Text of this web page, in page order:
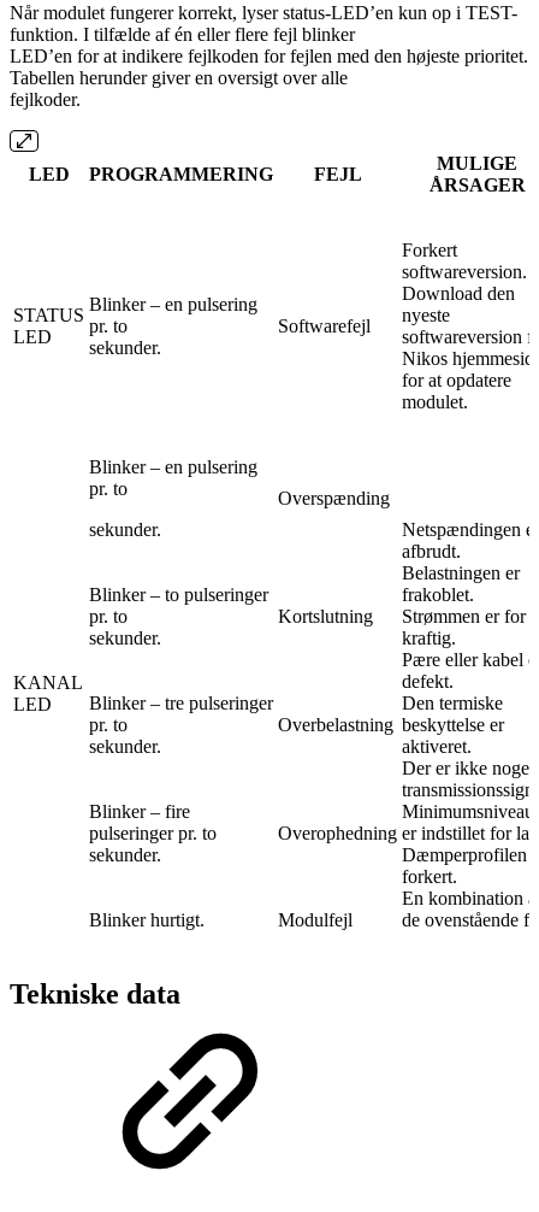
Når modulet fungerer korrekt, lyser status-LED’en kun op i TEST-
funktion. I tilfælde af én eller flere fejl blinker
LED’en for at indikere fejlkoden for fejlen med den højeste prioritet.
Tabellen herunder giver en oversigt over alle
fejlkoder.
LED PROGRAMMERING FEJL
MULIGE
ÅRSAGER
STATUS
LED
Blinker – en pulsering
pr. to
sekunder.
Softwarefejl
Forkert
softwareversion.
Download den
nyeste
softwareversion
Nikos
for at opdatere
modulet.
KANAL
LED
Blinker – en pulsering
pr. to
sekunder.
Overspænding
Netspændingen er
afbrudt.
Belastningen er
frakoblet.
Strømmen er for
kraftig.
Pære eller kabel
defekt.
Den termiske
beskyttelse er
aktiveret.
Der er ikke noget
er indstillet for
Dæmperprofilen
forkert.
En kombination
de ovenstående
Blinker – to pulseringer
pr. to
sekunder.
Kortslutning
Blinker – tre pulseringer
pr. to
sekunder.
Overbelastning
Blinker – fire
pulseringer pr. to
sekunder.
Overophedning
Blinker hurtigt. Modulfejl
Tekniske data